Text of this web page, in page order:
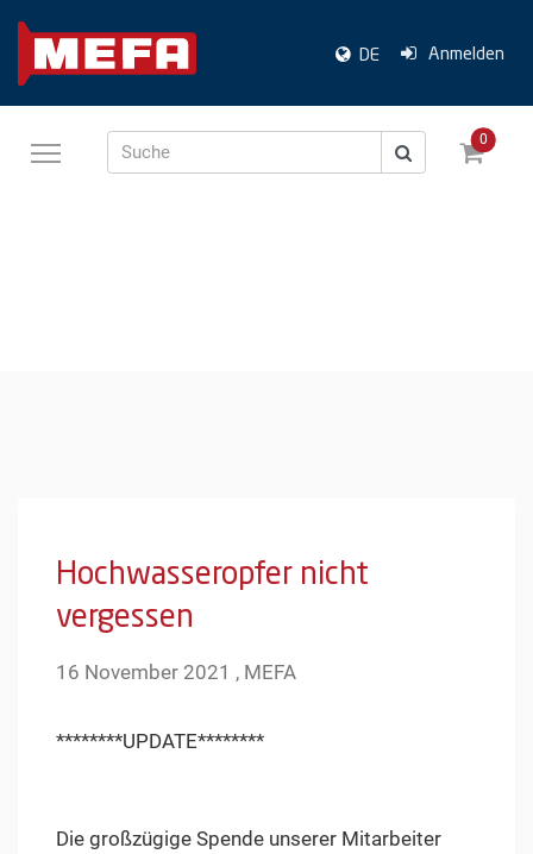
DE Anmelden
Suche
0
Hochwasseropfer nicht
vergessen
16 November 2021 , MEFA
********UPDATE********
Die großzügige Spende unserer Mitarbeiter